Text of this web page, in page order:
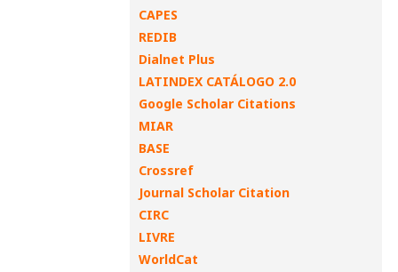
CAPES
REDIB
Dialnet Plus
LATINDEX CATÁLOGO 2.0
Google Scholar Citations
MIAR
BASE
Crossref
Journal Scholar Citation
CIRC
LIVRE
WorldCat